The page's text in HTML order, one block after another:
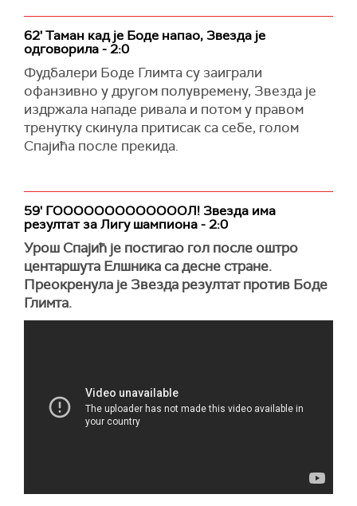
62' Таман кад је Боде напао, Звезда је
одговорила - 2:0
Фудбалери Боде Глимта су заиграли
офанзивно у другом полувремену, Звезда је
издржала нападе ривала и потом у правом
тренутку скинула притисак са себе, голом
Спајића после прекида.
59' ГОООООООООООООЛ! Звезда има
резултат за Лигу шампиона - 2:0
Урош Спајић је постигао гол после оштро
центаршута Елшника са десне стране.
Преокренула је Звезда резултат против Боде
Глимта.